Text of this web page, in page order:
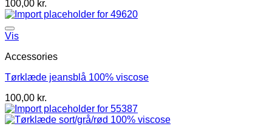
100,00 kr.
Vis
Accessories
Tørklæde jeansblå 100% viscose
100,00 kr.